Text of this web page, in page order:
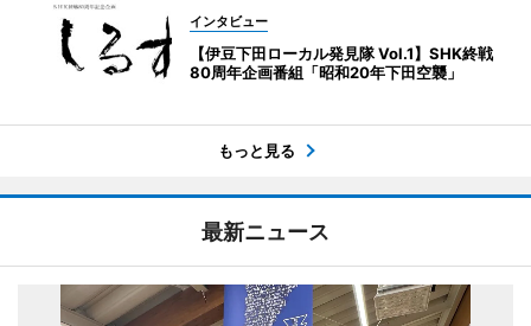
インタビュー
【伊豆下田ローカル発見隊 Vol.1】SHK終戦
80周年企画番組「昭和20年下田空襲」
もっと見る
最新ニュース